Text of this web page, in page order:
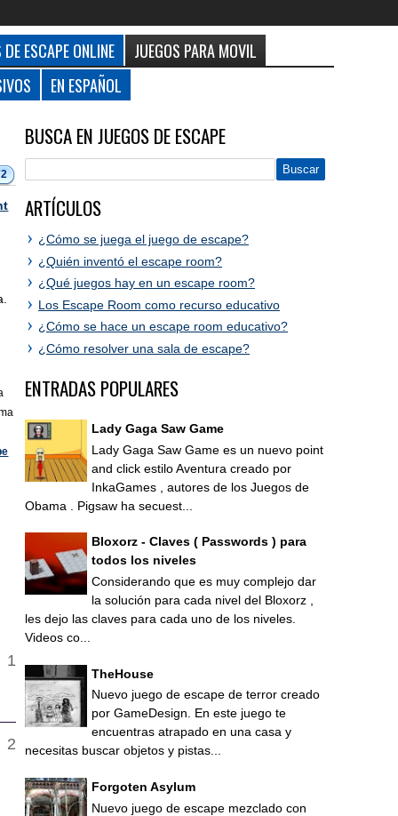
ESCAPE ONLINE
JUEGOS PARA MOVIL
EN ESPAÑOL
BUSCA EN JUEGOS DE ESCAPE
ARTÍCULOS
¿Cómo se juega el juego de escape?
¿Quién inventó el escape room?
¿Qué juegos hay en un escape room?
Los Escape Room como recurso educativo
¿Cómo se hace un escape room educativo?
¿Cómo resolver una sala de escape?
ENTRADAS POPULARES
Lady Gaga Saw Game
Lady Gaga Saw Game es un nuevo point
and click estilo Aventura creado por
InkaGames , autores de los Juegos de
Obama . Pigsaw ha secuest...
Bloxorz - Claves ( Passwords ) para
todos los niveles
Considerando que es muy complejo dar
la solución para cada nivel del Bloxorz ,
les dejo las claves para cada uno de los niveles.
Videos co...
TheHouse
Nuevo juego de escape de terror creado
por GameDesign. En este juego te
encuentras atrapado en una casa y
necesitas buscar objetos y pistas...
Forgoten Asylum
Nuevo juego de escape mezclado con